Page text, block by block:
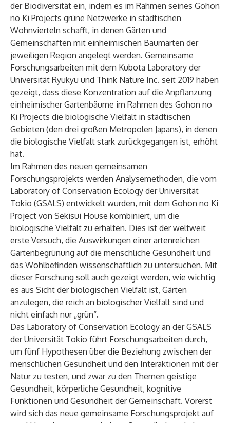
der Biodiversität ein, indem es im Rahmen seines Gohon
no Ki Projects grüne Netzwerke in städtischen
Wohnvierteln schafft, in denen Gärten und
Gemeinschaften mit einheimischen Baumarten der
jeweiligen Region angelegt werden. Gemeinsame
Forschungsarbeiten mit dem Kubota Laboratory der
Universität Ryukyu und Think Nature Inc. seit 2019 haben
gezeigt, dass diese Konzentration auf die Anpflanzung
einheimischer Gartenbäume im Rahmen des Gohon no
Ki Projects die biologische Vielfalt in städtischen
Gebieten (den drei großen Metropolen Japans), in denen
die biologische Vielfalt stark zurückgegangen ist, erhöht
hat.
Im Rahmen des neuen gemeinsamen
Forschungsprojekts werden Analysemethoden, die vom
Laboratory of Conservation Ecology der Universität
Tokio (GSALS) entwickelt wurden, mit dem Gohon no Ki
Project von Sekisui House kombiniert, um die
biologische Vielfalt zu erhalten. Dies ist der weltweit
erste Versuch, die Auswirkungen einer artenreichen
Gartenbegrünung auf die menschliche Gesundheit und
das Wohlbefinden wissenschaftlich zu untersuchen. Mit
dieser Forschung soll auch gezeigt werden, wie wichtig
es aus Sicht der biologischen Vielfalt ist, Gärten
anzulegen, die reich an biologischer Vielfalt sind und
nicht einfach nur „grün“.
Das Laboratory of Conservation Ecology an der GSALS
der Universität Tokio führt Forschungsarbeiten durch,
um fünf Hypothesen über die Beziehung zwischen der
menschlichen Gesundheit und den Interaktionen mit der
Natur zu testen, und zwar zu den Themen geistige
Gesundheit, körperliche Gesundheit, kognitive
Funktionen und Gesundheit der Gemeinschaft. Vorerst
wird sich das neue gemeinsame Forschungsprojekt auf